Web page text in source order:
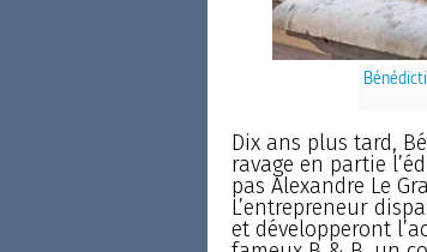
Dix ans plus tard,
ravage en partie
pas Alexandre Le
L’entrepreneur
et développeront